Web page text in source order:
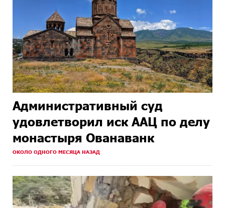
Административный суд
удовлетворил иск ААЦ по делу
монастыря Ованаванк
ОКОЛО ОДНОГО МЕСЯЦА НАЗАД